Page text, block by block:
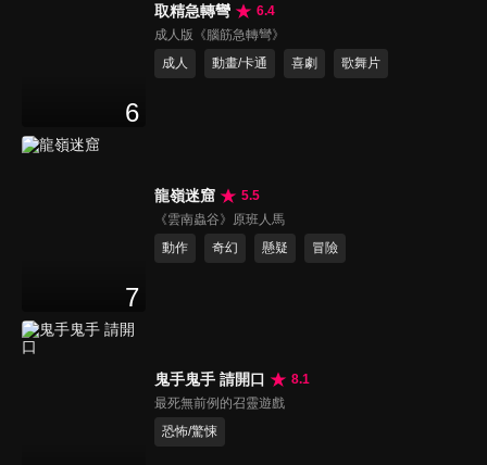
6
取精急轉彎
6.4
成人版《腦筋急轉彎》
成人
動畫/卡通 喜劇 歌舞片
7
龍嶺迷窟
5.5
《雲南蟲谷》原班人馬
動作
奇幻 懸疑 冒險
鬼手鬼手 請開口
8.1
最死無前例的召靈遊戲
恐怖/驚悚